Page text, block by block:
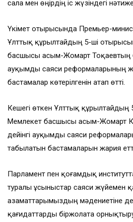
сала мен өңірдің іс жүзіндегі
Үкімет отырысында Премьер-
Ұлттық құрылтайдың 5-ші
басшысы Қасым-Жомарт Тоқаевтың
ауқымды саяси реформаларының
бастамалар көтерілгенін атап өтті.
Кешегі өткен Ұлттық құрылтайдың
Мемлекет басшысы Қасым-Жомарт
дейінгі ауқымды саяси
табылатын бастамаларын жария
Парламент пен қоғамдық
туралы ұсыныстар саяси жүйемен
азаматтарымыздың мәдениетіне
қағидаттарды біржолата